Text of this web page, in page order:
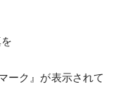
ーク』が表示されて